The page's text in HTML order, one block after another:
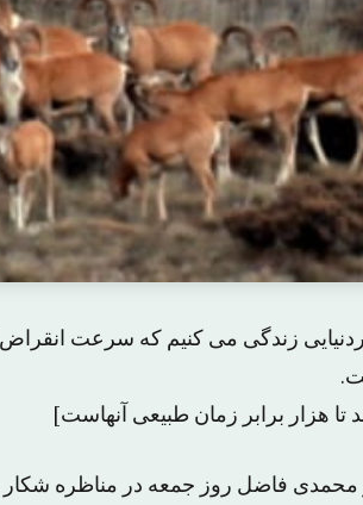
زندگی می کنیم که سرعت انقراض
هزار برابر زمان طبیعی آنهاست]
محمدی فاضل روز جمعه در مناظره شکار